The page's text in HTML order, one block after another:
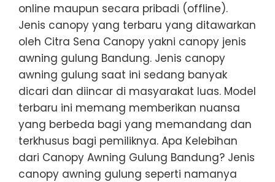
online maupun secara pribadi (offline).
Jenis canopy yang terbaru yang ditawarkan
oleh Citra Sena Canopy yakni canopy jenis
awning gulung Bandung. Jenis canopy
awning gulung saat ini sedang banyak
dicari dan diincar di masyarakat luas. Model
terbaru ini memang memberikan nuansa
yang berbeda bagi yang memandang dan
terkhusus bagi pemiliknya. Apa Kelebihan
dari Canopy Awning Gulung Bandung? Jenis
canopy awning gulung seperti namanya